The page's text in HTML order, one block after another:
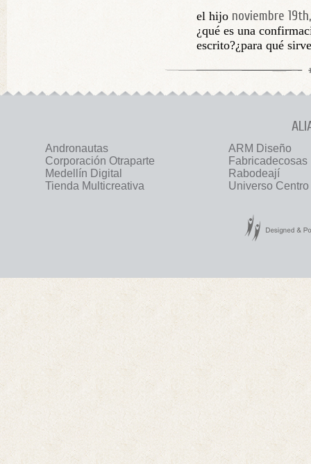
el hijo noviembre
¿qué es una
escrito?¿para qué
Andronautas
ARM Diseño
Corporación Otraparte
Fabricadecosas
Medellín Digital
Rabodeají
Tienda Multicreativa
Universo Centro